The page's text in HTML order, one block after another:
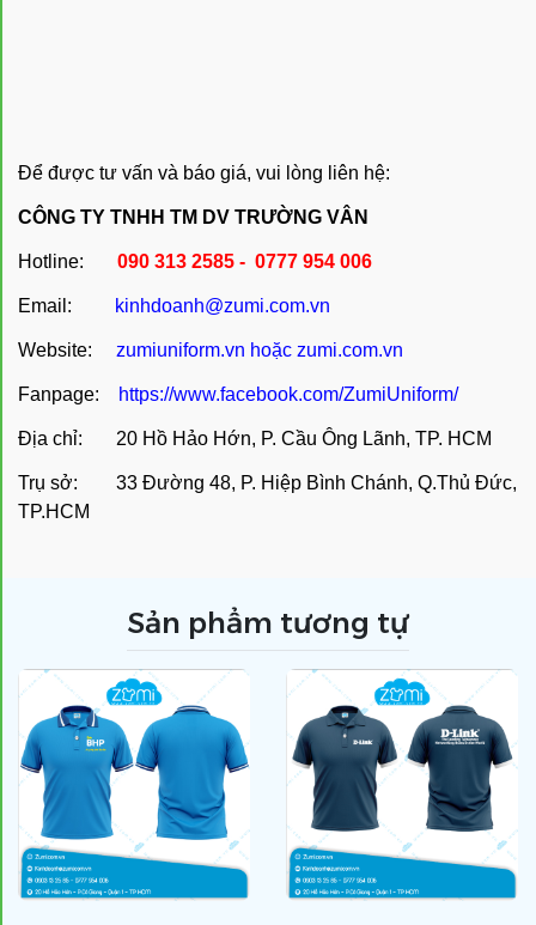
Để được tư vấn và báo giá, vui lòng liên hệ:
CÔNG TY TNHH TM DV TRƯỜNG VÂN
Hotline: 090 313 2585 - 0777 954 006
Email: kinhdoanh@zumi.com.vn
Website: zumiuniform.vn hoặc zumi.com.vn
Fanpage: https://www.facebook.com/ZumiUniform/
Địa chỉ: 20 Hồ Hảo Hớn, P. Cầu Ông Lãnh, TP. HCM
Trụ sở: 33 Đường 48, P. Hiệp Bình Chánh, Q.Thủ Đức,
TP.HCM
Sản phẩm tương tự